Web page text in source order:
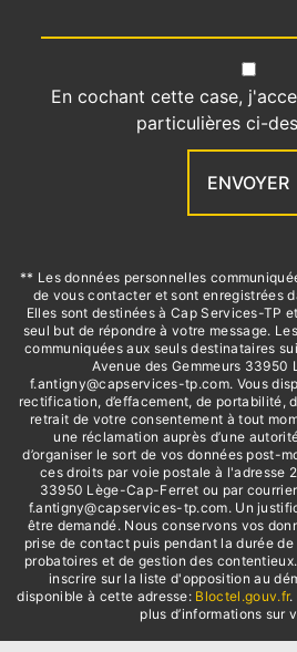
En cochant cette case,
particulières ci-
ENVOYER
** Les données personnelles
de vous contacter et sont enregistrées
Elles sont destinées à Cap Services-TP
seul but de répondre à votre message.
communiquées aux seuls destinataires
Avenue des Gemmeurs 33950
f.antigny@capservices-tp.com. Vous
rectification, d’effacement, de portabilité,
retrait de votre consentement à tout
une réclamation auprès d’une
d’organiser le sort de vos données post-
ces droits par voie postale à l'adresse
33950 Lège-Cap-Ferret ou par
f.antigny@capservices-tp.com. Un
être demandé. Nous conservons vos
prise de contact puis pendant la durée
probatoires et de gestion des
inscrire sur la liste d'opposition au
disponible à cette adresse: Bloctel.gouv.fr.
plus d’informations sur